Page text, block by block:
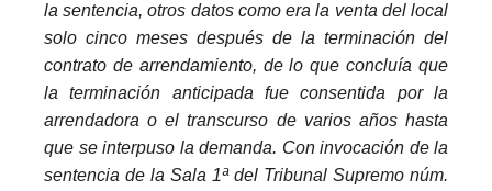
la sentencia, otros datos como era la venta del local
solo cinco meses después de la terminación del
contrato de arrendamiento, de lo que concluía que
la terminación anticipada fue consentida por la
arrendadora o el transcurso de varios años hasta
que se interpuso la demanda. Con invocación de la
sentencia de la Sala 1ª del Tribunal Supremo núm.